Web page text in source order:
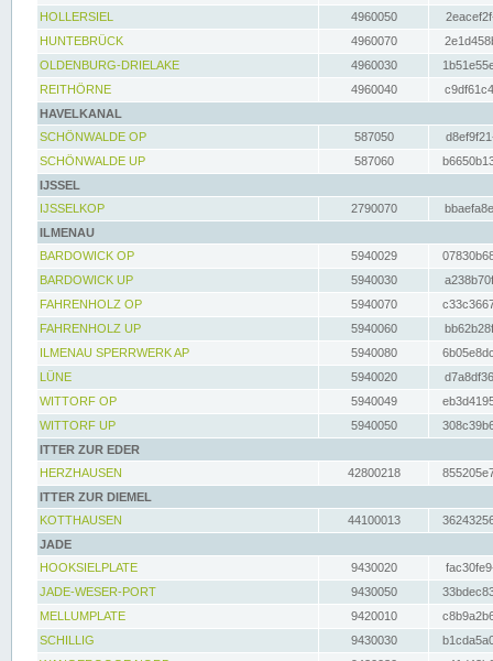
HOLLERSIEL
4960050
HUNTEBRÜCK
4960070
OLDENBURG-DRIELAKE
4960030
REITHÖRNE
4960040
HAVELKANAL
SCHÖNWALDE OP
587050
SCHÖNWALDE UP
587060
IJSSEL
IJSSELKOP
2790070
ILMENAU
BARDOWICK OP
5940029
BARDOWICK UP
5940030
FAHRENHOLZ OP
5940070
FAHRENHOLZ UP
5940060
ILMENAU SPERRWERK AP
5940080
LÜNE
5940020
WITTORF OP
5940049
WITTORF UP
5940050
ITTER ZUR EDER
HERZHAUSEN
42800218
ITTER ZUR DIEMEL
KOTTHAUSEN
44100013
JADE
HOOKSIELPLATE
9430020
JADE-WESER-PORT
9430050
MELLUMPLATE
9420010
SCHILLIG
9430030